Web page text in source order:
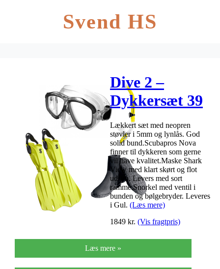
Svend HS
Dive 2 –
Dykkersæt 39
Large/Blå
Lækkert sæt med neopren
støvler i 5mm og lynlås. God
solid bund.Scubapros Nova
finner til dykkeren som gerne
vil have kvalitet.Maske Shark
View med klart skørt og flot
udsyn. Levers med sort
ramme.Snorkel med ventil i
bunden og bølgebryder. Leveres
i Gul. (Læs mere)
1849 kr. (Vis fragtpris)
Læs mere »